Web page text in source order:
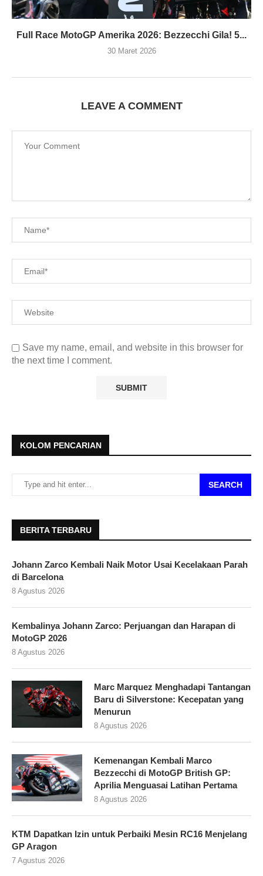
Full Race MotoGP Amerika 2026: Bezzecchi Gila! 5...
30 Maret 2026
LEAVE A COMMENT
Save my name, email, and website in this browser for
the next time I comment.
KOLOM PENCARIAN
SEARCH
BERITA TERBARU
Johann Zarco Kembali Naik Motor Usai Kecelakaan Parah
di Barcelona
8 Agustus 2026
Kembalinya Johann Zarco: Perjuangan dan Harapan di
MotoGP 2026
8 Agustus 2026
Marc Marquez Menghadapi Tantangan
Baru di Silverstone: Kecepatan yang
Menurun
8 Agustus 2026
Kemenangan Kembali Marco
Bezzecchi di MotoGP British GP:
Aprilia Menguasai Latihan Pertama
8 Agustus 2026
KTM Dapatkan Izin untuk Perbaiki Mesin RC16 Menjelang
GP Aragon
7 Agustus 2026